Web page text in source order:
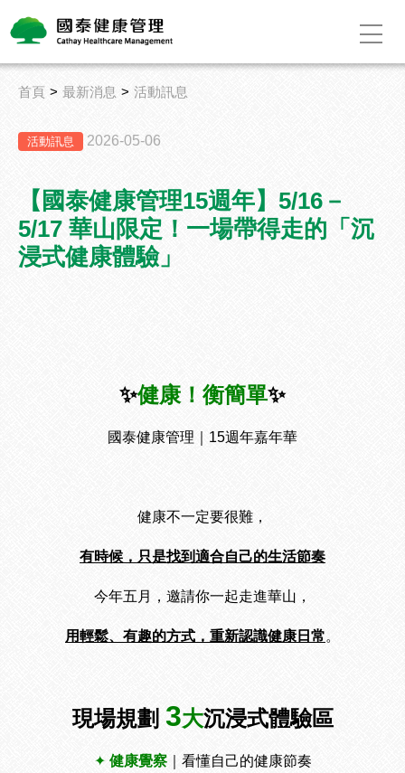
首頁 最新消息 活動訊息
活動訊息 2026-05-06
【國泰健康管理15週年】5/16－
5/17 華山限定！一場帶得走的「沉
浸式健康體驗」
✨健康！衡簡單✨
國泰健康管理｜15週年嘉年華
健康不一定要很難，
有時候，只是找到適合自己的生活節奏
今年五月，邀請你一起走進華山，
用輕鬆、有趣的方式，重新認識健康日常。
現場規劃 3大沉浸式體驗區
✦ 健康覺察｜看懂自己的健康節奏